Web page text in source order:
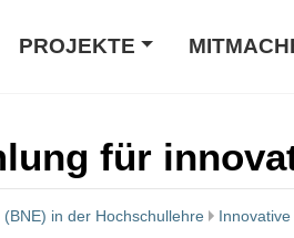
PROJEKTE
für
in der Hochschullehre